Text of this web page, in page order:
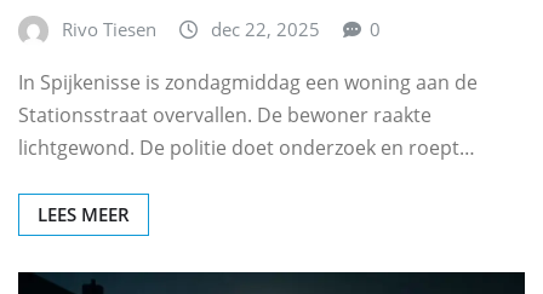
Rivo Tiesen dec 22, 2025 0
In Spijkenisse is zondagmiddag een woning aan de
Stationsstraat overvallen. De bewoner raakte
lichtgewond. De politie doet onderzoek en roept…
LEES MEER